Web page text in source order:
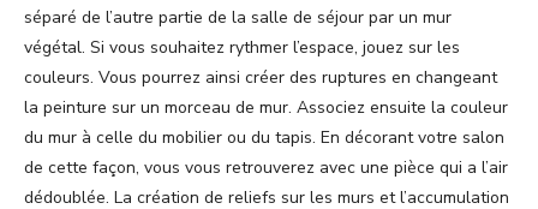
séparé de l’autre partie de la salle de séjour par un mur
végétal. Si vous souhaitez rythmer l’espace, jouez sur les
couleurs. Vous pourrez ainsi créer des ruptures en changeant
la peinture sur un morceau de mur. Associez ensuite la couleur
du mur à celle du mobilier ou du tapis. En décorant votre salon
de cette façon, vous vous retrouverez avec une pièce qui a l’air
dédoublée. La création de reliefs sur les murs et l’accumulation